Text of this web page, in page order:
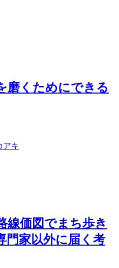
磨くためにできる
アキ
線価図でまち歩き
門家以外に届く考